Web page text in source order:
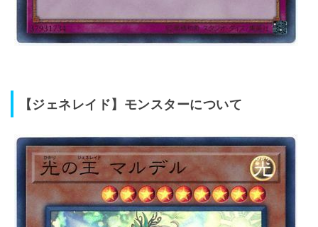
【ジェネレイド】モンスターについて